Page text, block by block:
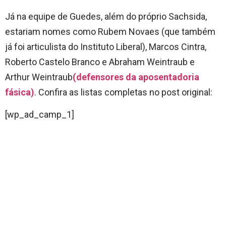
Já na equipe de Guedes, além do próprio Sachsida,
estariam nomes como Rubem Novaes (que também
já foi articulista do Instituto Liberal), Marcos Cintra,
Roberto Castelo Branco e Abraham Weintraub e
Arthur Weintraub(defensores da aposentadoria
fásica). Confira as listas completas no post original:
[wp_ad_camp_1]